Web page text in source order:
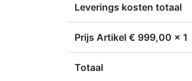
Leverings kosten totaal
Prijs Artikel € 999,00 x 1
Totaal